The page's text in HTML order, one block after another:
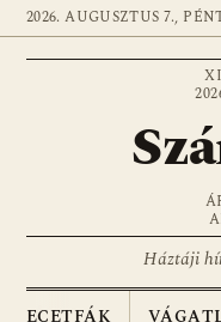
2026. AUGUSZTUS 7.,
Háztáji
ECETFÁK